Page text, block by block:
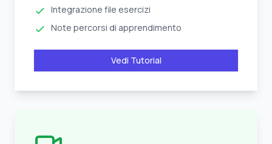
Integrazione file esercizi
Note percorsi di apprendimento
Vedi Tutorial